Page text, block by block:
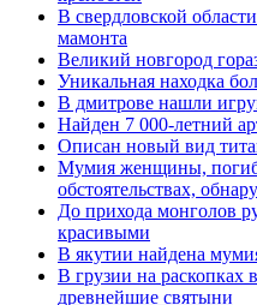
В свердловской
мамонта
Великий новгород
Уникальная находка
В дмитрове нашли
Найден 7 000-летний
Описан новый вид
Мумия женщины,
обстоятельствах,
До прихода монголов
красивыми
В якутии найдена
В грузии на раскопках
древнейшие святыни